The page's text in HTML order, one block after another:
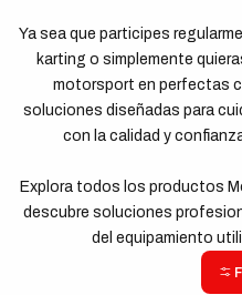
Ya sea que participes
karting o simplemente
motorsport en perfectas
soluciones diseñadas para
con la calidad y
Explora todos los productos
descubre soluciones
del equipamiento